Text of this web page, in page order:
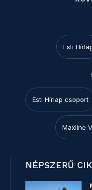
Esti
Esti Hírlap csoport
Maxline
NÉPSZERŰ